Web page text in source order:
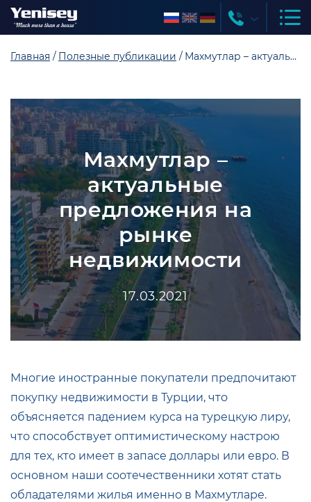
Главная Полезные публикации Махмутлар – актуальные предложения на рынке недвижимости
Махмутлар –
актуальные
предложения на
рынке
недвижимости
17.03.2021
Многие иностранные покупатели предпочитают
покупку недвижимости в Турции, что
объясняется падением курса на турецкую лиру,
что способствует оптимистическому настрою
для тех, кто имеет в запасе доллары или евро. В
основном наши соотечественники хотят стать
обладателями жилья именно в Махмутларе.